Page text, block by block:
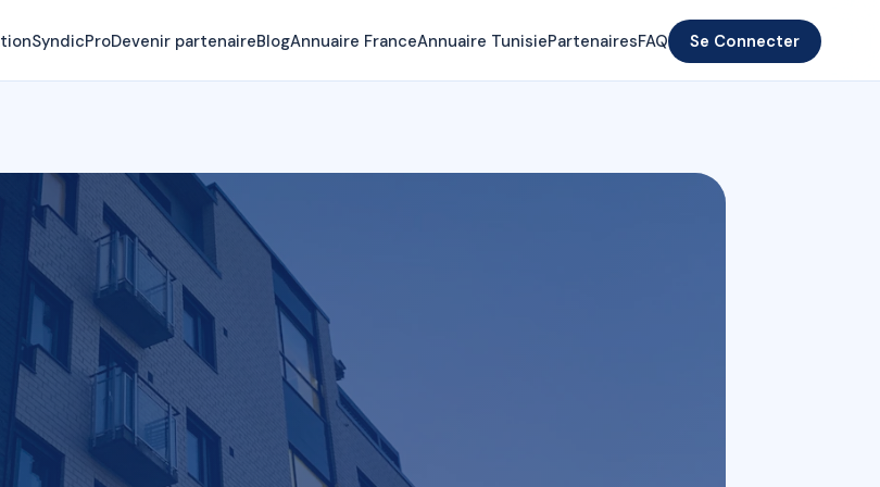
SyndicProDevenir partenaireBlogAnnuaire FranceAnnuaire TunisiePartenairesFAQ Se Connecter